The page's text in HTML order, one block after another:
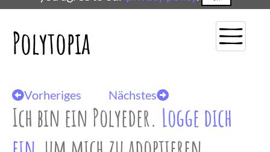
Polytopia
Vorheriges Nächstes
Ich bin ein Polyeder. Logge dich